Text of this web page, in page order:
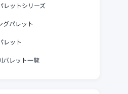
レットシリーズ
グパレット
レット
パレット一覧